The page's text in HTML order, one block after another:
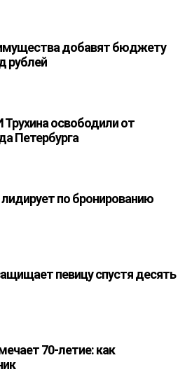
добавят бюджету
рублей
освободили от
Петербурга
по бронированию
певицу спустя десять
70-летие: как